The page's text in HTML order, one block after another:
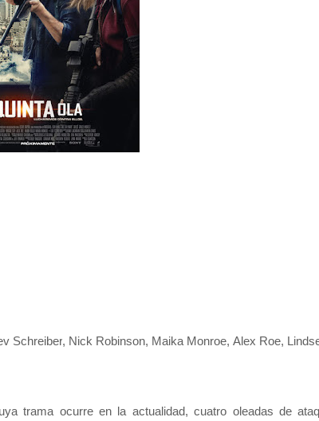
Schreiber, Nick Robinson, Maika Monroe, Alex Roe,
trama ocurre en la actualidad, cuatro oleadas de